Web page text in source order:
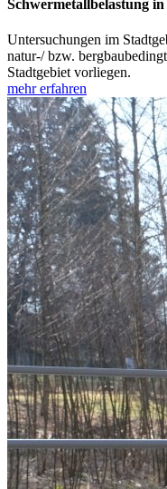
Schwermetallbelastung
Untersuchungen im
natur-/ bzw.
Stadtgebiet vorliegen.
mehr erfahren